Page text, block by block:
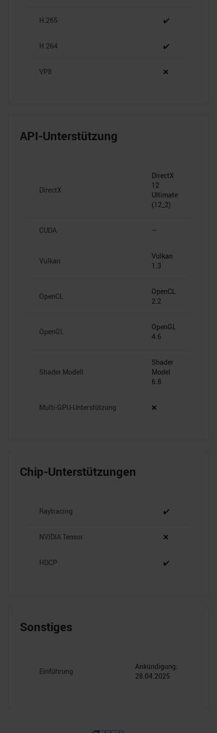
Verwendung unserer Website an unsere Partner für
Partner führen diese Informationen möglicherweise mit
haben oder die sie im Rahmen Ihrer Nutzung der Dienste
H.265 ✔️
H.264 ✔️
VP8 ❌
API-Unterstützung
DirectX
DirectX
12
Ultimate
(12_2)
CUDA –
Vulkan
Vulkan
1.3
OpenCL
OpenCL
2.2
OpenGL
OpenGL
4.6
Shader Modell
Shader
Model
6.8
Multi-GPU-Unterstützung ❌
Chip-Unterstützungen
Raytracing ✔️
NVIDIA Tensor ❌
HDCP ✔️
Sonstiges
Einführung
Ankündigung:
28.04.2025